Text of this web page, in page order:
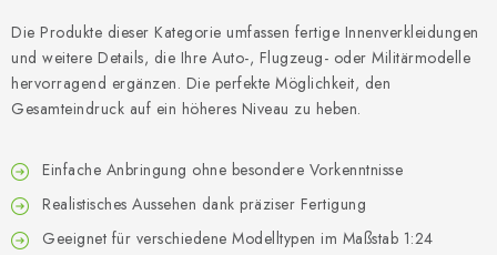
PLASTIKMODELLE
ZUBEHÖR
FARBEN & WERKZEUGE
PUBLIKATIONEN
Die Produkte dieser Kategorie umfassen fertige Innenverkleidungen
und weitere Details, die Ihre Auto-, Flugzeug- oder Militärmodelle
hervorragend ergänzen. Die perfekte Möglichkeit, den
Gesamteindruck auf ein höheres Niveau zu heben.
Einfache Anbringung ohne besondere Vorkenntnisse
Realistisches Aussehen dank präziser Fertigung
Geeignet für verschiedene Modelltypen im Maßstab 1:24